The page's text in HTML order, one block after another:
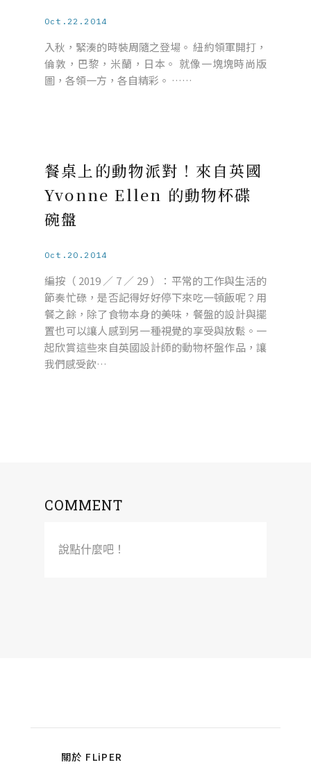
Oct.22.2014
入秋，緊湊的時裝周隨之登場。 紐約領軍開打，
倫敦，巴黎，米蘭，日本。 就像一塊塊時尚版
圖，各領一方，各自精彩。 ……
餐桌上的動物派對！來自英國
Yvonne Ellen 的動物杯碟
碗盤
Oct.20.2014
編按（ 2019 ／ 7 ／ 29 ）：平常的工作與生活的
節奏忙碌，是否記得好好停下來吃一頓飯呢？用
餐之餘，除了食物本身的美味，餐盤的設計與擺
置也可以讓人感到另一種視覺的享受與放鬆。一
起欣賞這些來自英國設計師的動物杯盤作品，讓
我們感受飲…
COMMENT
說點什麼吧！
關於 FLiPER